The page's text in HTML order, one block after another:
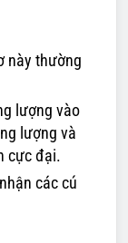
này thường
lượng vào
lượng và
cực đại.
các cú